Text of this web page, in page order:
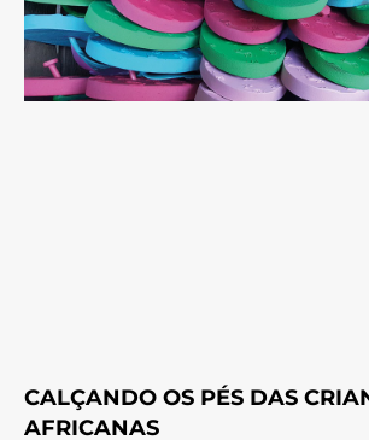
CALÇANDO OS PÉS DAS
AFRICANAS